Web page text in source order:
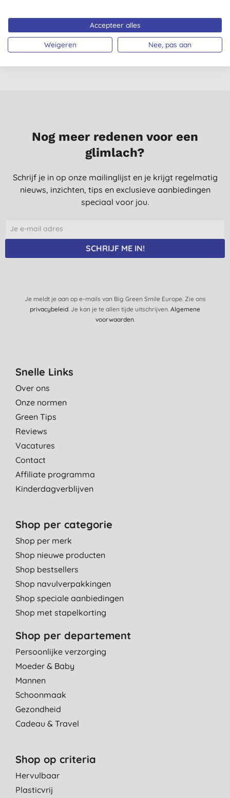
€ 4,60 KOPEN
Clementine Bundel
(6x828ml)
€ 40,20 KOPEN
Nog meer redenen voor een
glimlach?
Schrijf je in op onze mailinglijst en je krijgt regelmatig
nieuws, inzichten, tips en exclusieve aanbiedingen
speciaal voor jou.
SCHRIJF ME IN!
Je meldt je aan op e-mails van Big Green Smile Europe. Zie ons
privacybeleid. Je kan je te allen tijde uitschrijven. Algemene
voorwaarden.
Snelle Links
Over ons
Onze normen
Green Tips
Reviews
Vacatures
Contact
Affiliate programma
Kinderdagverblijven
Shop per categorie
Shop per merk
Shop nieuwe producten
Shop bestsellers
Shop navulverpakkingen
Shop speciale aanbiedingen
Shop met stapelkorting
Shop per departement
Persoonlijke verzorging
Moeder & Baby
Mannen
Schoonmaak
Gezondheid
Cadeau & Travel
Shop op criteria
Hervulbaar
Plasticvrij
Accepteer alles
Weigeren Nee, pas aan